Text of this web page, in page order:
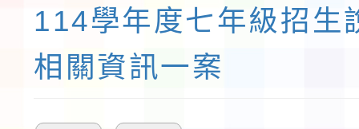
114學年度七年級招生
相關資訊一案